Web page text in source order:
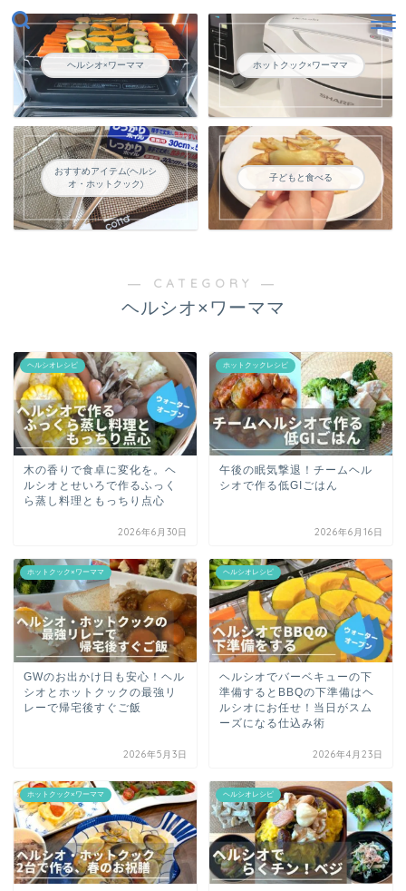
ヘルシオ×ワーママ ホットクック×ワーママ
おすすめアイテム(ヘルシ
オ・ホットクック)
子どもと食べる
― CATEGORY ―
ヘルシオ×ワーママ
ヘルシオレシピ
木の香りで食卓に変化を。ヘ
ルシオとせいろで作るふっく
ら蒸し料理ともっちり点心
2026年6月30日
ホットクックレシピ
午後の眠気撃退！チームヘル
シオで作る低GIごはん
2026年6月16日
ホットクック×ワーママ
GWのお出かけ日も安心！ヘル
シオとホットクックの最強リ
レーで帰宅後すぐご飯
2026年5月3日
ヘルシオレシピ
ヘルシオでバーベキューの下
準備するとBBQの下準備はヘ
ルシオにお任せ！当日がスム
ーズになる仕込み術
2026年4月23日
ホットクック×ワーママ ヘルシオレシピ